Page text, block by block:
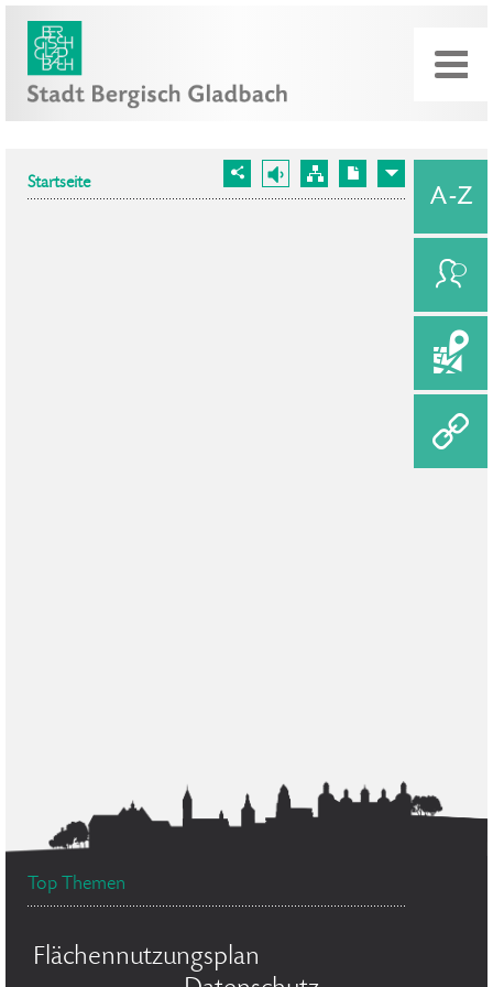
Startseite
Top Themen
Flächennutzungsplan